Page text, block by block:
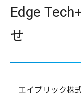
Edge
せ
エイブリック株